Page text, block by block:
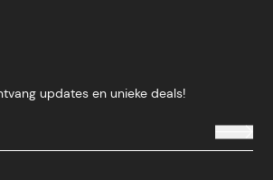
updates en unieke deals!